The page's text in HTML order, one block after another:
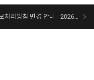
개인정보처리방침 변경 안내 - 2026/07/30 시행